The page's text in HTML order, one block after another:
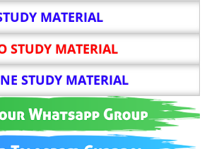
MATERIAL
STUDY MATERIAL
STUDY MATERIAL